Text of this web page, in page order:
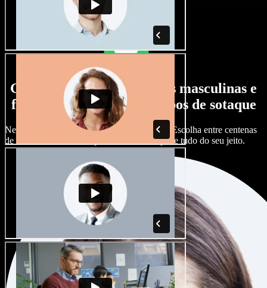
Grande variedade de vozes masculinas e
femininas, com todos os tipos de sotaque
Nenhum projeto precisa soar igual ao outro. Escolha entre centenas
de vozes com IA e sotaques diferentes e ajuste tudo do seu jeito.